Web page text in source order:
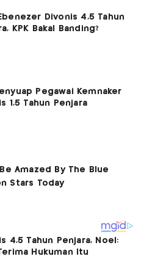
Divonis 4,5 Tahun
KPK Bakal Banding?
Pegawai Kemnaker
1,5 Tahun Penjara
4,5 Tahun Penjara, Noel:
Hukuman Itu